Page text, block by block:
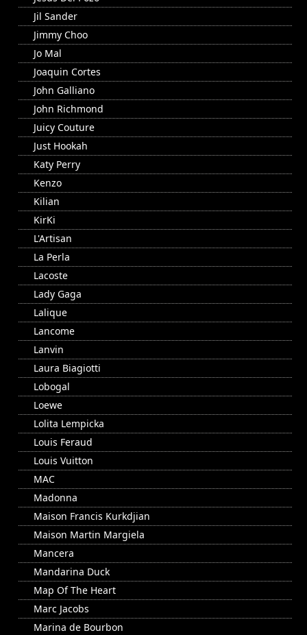
Jil Sander
Jimmy Choo
Jo Mal
Joaquin Cortes
John Galliano
John Richmond
Juicy Couture
Just Hookah
Katy Perry
Kenzo
Kilian
KirKi
L'Artisan
La Perla
Lacoste
Lady Gaga
Lalique
Lancome
Lanvin
Laura Biagiotti
Lobogal
Loewe
Lolita Lempicka
Louis Feraud
Louis Vuitton
MAC
Madonna
Maison Francis Kurkdjian
Maison Martin Margiela
Mancera
Mandarina Duck
Map Of The Heart
Marc Jacobs
Marina de Bourbon